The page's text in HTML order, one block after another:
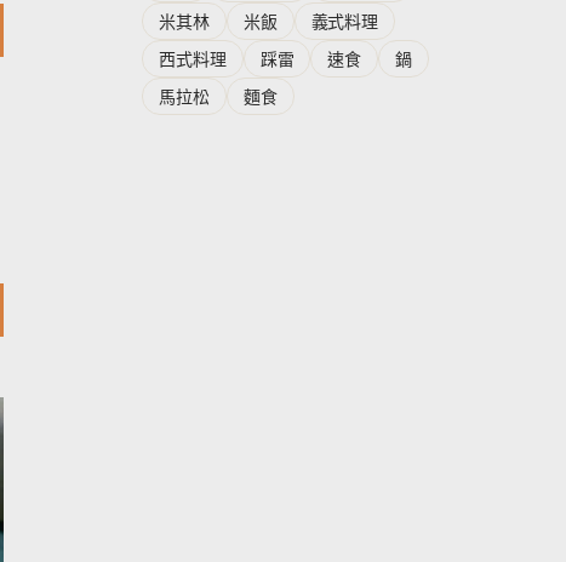
米其林
米飯
義式料理
西式料理
踩雷 速食
鍋
馬拉松
麵食